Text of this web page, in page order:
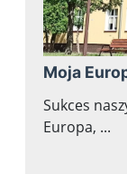
Moja
Sukces
Europa, ...